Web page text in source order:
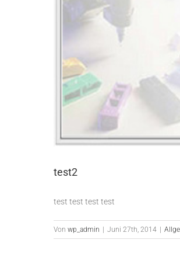
test2
test test test test
Von wp_admin Juni 27th, 2014